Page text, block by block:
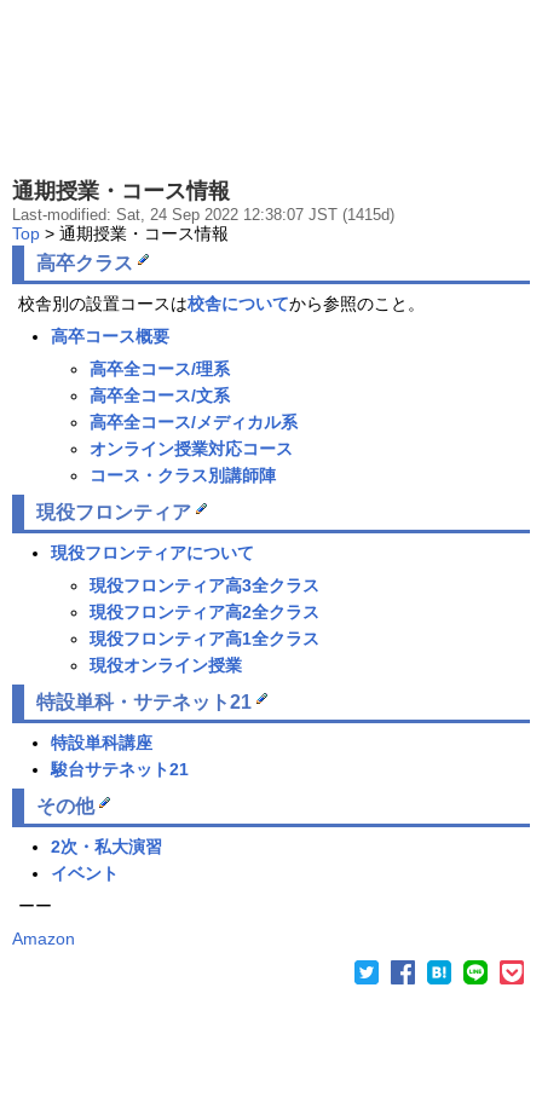
通期授業・コース情報
Last-modified: Sat, 24 Sep 2022 12:38:07 JST (1415d)
Top > 通期授業・コース情報
高卒クラス
校舎別の設置コースは校舎についてから参照のこと。
高卒コース概要
高卒全コース/理系
高卒全コース/文系
高卒全コース/メディカル系
オンライン授業対応コース
コース・クラス別講師陣
現役フロンティア
現役フロンティアについて
現役フロンティア高3全クラス
現役フロンティア高2全クラス
現役フロンティア高1全クラス
現役オンライン授業
特設単科・サテネット21
特設単科講座
駿台サテネット21
その他
2次・私大演習
イベント
ーー
Amazon